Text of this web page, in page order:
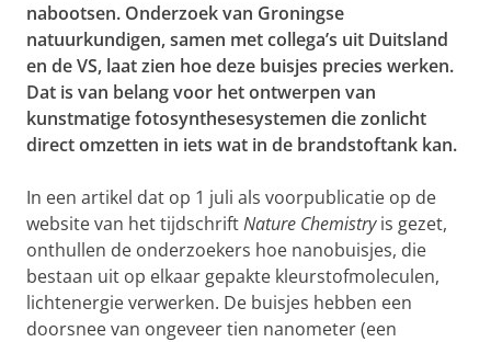
nabootsen. Onderzoek van Groningse
natuurkundigen, samen met collega’s uit Duitsland
en de VS, laat zien hoe deze buisjes precies werken.
Dat is van belang voor het ontwerpen van
kunstmatige fotosynthesesystemen die zonlicht
direct omzetten in iets wat in de brandstoftank kan.
In een artikel dat op 1 juli als voorpublicatie op de
website van het tijdschriftNature Chemistryis gezet,
onthullen de onderzoekers hoe nanobuisjes, die
bestaan uit op elkaar gepakte kleurstofmoleculen,
lichtenergie verwerken. De buisjes hebben een
doorsnee van ongeveer tien nanometer (een